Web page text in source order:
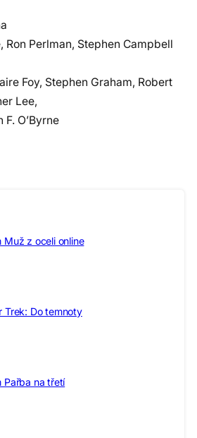
Ron Perlman, Stephen Campbell
Foy, Stephen Graham, Robert
Lee,
F. O’Byrne
Muž z oceli online
Trek: Do temnoty
Pařba na třetí